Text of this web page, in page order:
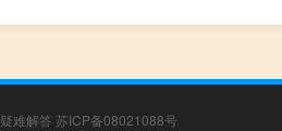
疑难解答 苏ICP备08021088号